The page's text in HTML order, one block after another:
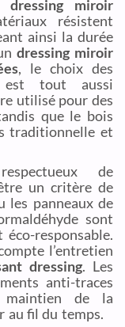
dressing miroir
résistent
ainsi la durée
dressing miroir
, le choix des
est tout aussi
utilisé pour des
que le bois
traditionnelle et
de
un critère de
les panneaux de
sont
responsable.
l’entretien
dressing. Les
anti-traces
de la
au fil du temps.